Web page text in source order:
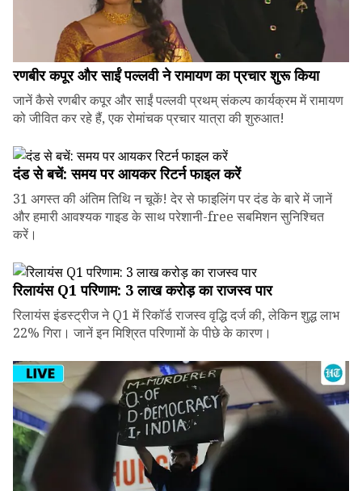
रणबीर कपूर और साईं पल्लवी ने रामायण का प्रचार शुरू किया
जानें कैसे रणबीर कपूर और साईं पल्लवी प्रथम् संकल्प कार्यक्रम में रामायण
को जीवित कर रहे हैं, एक रोमांचक प्रचार यात्रा की शुरुआत!
दंड से बचें: समय पर आयकर रिटर्न फाइल करें
31 अगस्त की अंतिम तिथि न चूकें! देर से फाइलिंग पर दंड के बारे में जानें
और हमारी आवश्यक गाइड के साथ परेशानी-free सबमिशन सुनिश्चित
करें।
रिलायंस Q1 परिणाम: ₹3 लाख करोड़ का राजस्व पार
रिलायंस इंडस्ट्रीज ने Q1 में रिकॉर्ड राजस्व वृद्धि दर्ज की, लेकिन शुद्ध लाभ
22% गिरा। जानें इन मिश्रित परिणामों के पीछे के कारण।